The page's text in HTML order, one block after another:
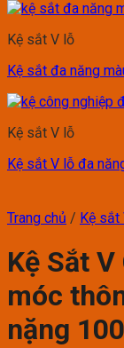
Kệ sắt V lỗ
Kệ sắt đa năng
Kệ sắt V lỗ
Kệ sắt V lỗ đa
Trang chủ / Kệ sắt
Kệ Sắt
móc
nặng